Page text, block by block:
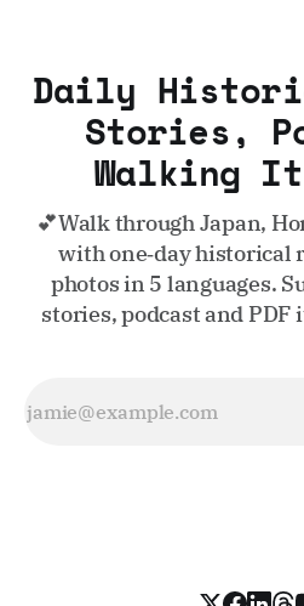
Daily
Stories,
Walking
💕Walk through Japan,
with one‑day historical
photos in 5 languages.
stories, podcast and